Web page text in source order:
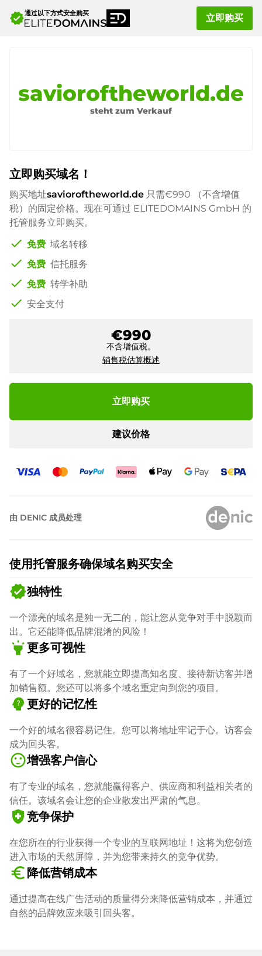
verified通过以下方式安全购买 立即购买
savioroftheworld.de
steht zum Verkauf
立即购买域名！
购买地址savioroftheworld.de 只需€990
（不含增值
税）的固定价格。现在可通过 ELITEDOMAINS GmbH 的
托管服务立即购买。
check 免费 域名转移
check 免费 信托服务
check 免费 转学补助
check 安全支付
€990
不含增值税。
销售税估算概述
立即购买
建议价格
由 DENIC 成员处理
使用托管服务确保域名购买安全
verified独特性
一个漂亮的域名是独一无二的，能让您从竞争对手中脱颖而
出。它还能降低品牌混淆的风险！
highlight更多可视性
有了一个好域名，您就能立即提高知名度、接待新访客并增
加销售额。您还可以将多个域名重定向到您的项目。
psychology_alt 更好的记忆性
一个好的域名很容易记住。您可以将地址牢记于心。访客会
成为回头客。
sentiment_satisfied增强客户信心
有了专业的域名，您就能赢得客户、供应商和利益相关者的
信任。该域名会让您的企业散发出严肃的气息。
health_and_safety 竞争保护
在您所在的行业获得一个专业的互联网地址！这将为您创造
进入市场的天然屏障，并为您带来持久的竞争优势。
euro_symbol 降低营销成本
通过提高在线广告活动的质量得分来降低营销成本，并通过
自然的品牌效应来吸引回头客。